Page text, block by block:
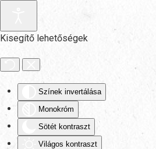
Kisegítő lehetőségek
Színek invertálása
Monokróm
Sötét kontraszt
Világos kontraszt
Fő tartalom átugrása